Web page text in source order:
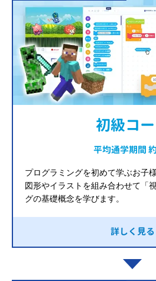
初級コ
平均通学期間
プログラミングを初めて学ぶお子様
図形やイラストを組み合わせて「
グの基礎概念を学びます。
詳しく見る